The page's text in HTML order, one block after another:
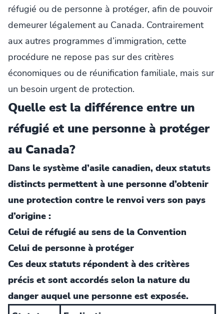
réfugié ou de personne à protéger, afin de pouvoir
demeurer légalement au Canada. Contrairement
aux autres programmes d’immigration, cette
procédure ne repose pas sur des critères
économiques ou de réunification familiale, mais sur
un besoin urgent de protection.
Quelle est la différence entre un
réfugié et une personne à protéger
au Canada?
Dans le système d’asile canadien, deux statuts
distincts permettent à une personne d’obtenir
une protection contre le renvoi vers son pays
d’origine :
Celui de réfugié au sens de la Convention
Celui de personne à protéger
Ces deux statuts répondent à des critères
précis et sont accordés selon la nature du
danger auquel une personne est exposée.